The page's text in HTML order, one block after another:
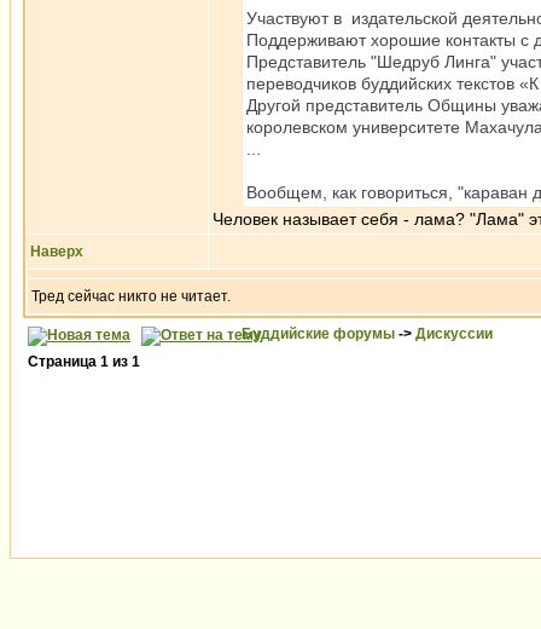
Участвуют в издательской
Поддерживают хорошие контакты с
Представитель "Шедруб Линга"
переводчиков буддийских текстов
Другой представитель Общины
королевском университете
Вообщем, как говориться, "караван
Человек называет себя - лама? "Лама"
Наверх
Тред сейчас никто не читает.
Буддийские форумы -> Дискуссии
Страница 1 из 1